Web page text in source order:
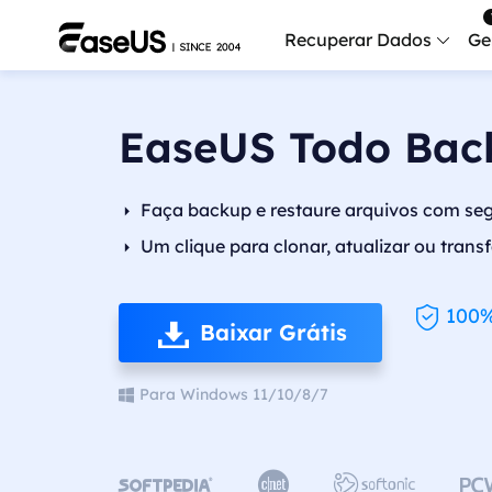
Recuperar Dados
EaseUS Todo
Faça backup e restaure arquivos com
Um clique para clonar, atualizar ou
Baixar Grátis
Para Windows 11/10/8/7
  